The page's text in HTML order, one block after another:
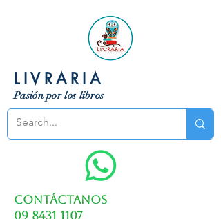
LIVRARIA
Pasión por los libros
Contáctanos
09 8431 1107